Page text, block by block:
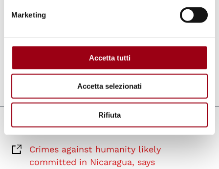
Marketing
Accetta tutti
Accetta selezionati
Rifiuta
istituzioni coinvolte nei crimini ai sensi del
25.03.2023
Collegamenti
Crimes against humanity likely
committed in Nicaragua, says